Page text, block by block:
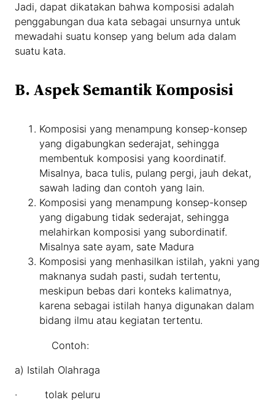
Jadi, dapat dikatakan bahwa komposisi adalah
penggabungan dua kata sebagai unsurnya untuk
mewadahi suatu konsep yang belum ada dalam
suatu kata.
B. Aspek Semantik Komposisi
Komposisi yang menampung konsep-konsep
yang digabungkan sederajat, sehingga
membentuk komposisi yang koordinatif.
Misalnya, baca tulis, pulang pergi, jauh dekat,
sawah lading dan contoh yang lain.
Komposisi yang menampung konsep-konsep
yang digabung tidak sederajat, sehingga
melahirkan komposisi yang subordinatif.
Misalnya sate ayam, sate Madura
Komposisi yang menhasilkan istilah, yakni yang
maknanya sudah pasti, sudah tertentu,
meskipun bebas dari konteks kalimatnya,
karena sebagai istilah hanya digunakan dalam
bidang ilmu atau kegiatan tertentu.
Contoh:
a) Istilah Olahraga
· tolak peluru